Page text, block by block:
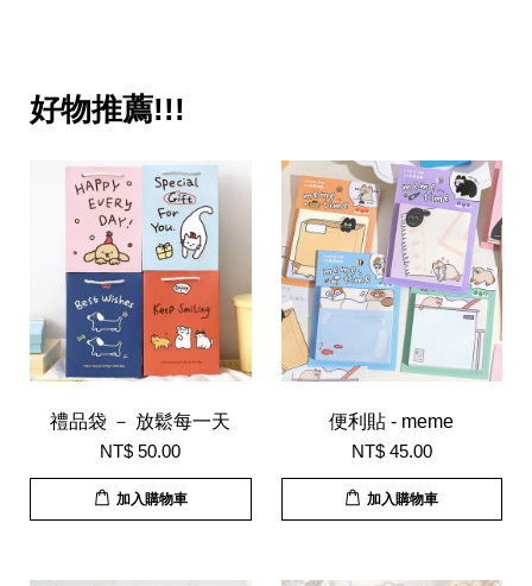
好物推薦!!!
禮品袋 － 放鬆每一天
NT$ 50.00
加入購物車
便利貼 - meme
NT$ 45.00
加入購物車